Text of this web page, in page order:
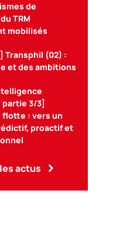
de
TRM
mobilisés
Transphil (02) :
et des ambitions
3/3]
flotte : vers un
proactif et
actus